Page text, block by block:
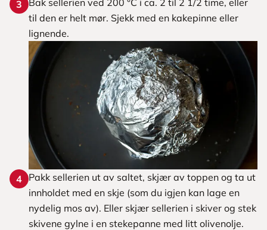
3
Bak sellerien ved 200 °C i ca. 2 til 2 1/2 time, eller
til den er helt mør. Sjekk med en kakepinne eller
lignende.
4 Pakk sellerien ut av saltet, skjær av toppen og ta ut
innholdet med en skje (som du igjen kan lage en
nydelig mos av). Eller skjær sellerien i skiver og stek
skivene gylne i en stekepanne med litt olivenolje.